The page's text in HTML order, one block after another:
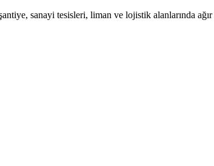
sanayi tesisleri, liman ve lojistik alanlarında